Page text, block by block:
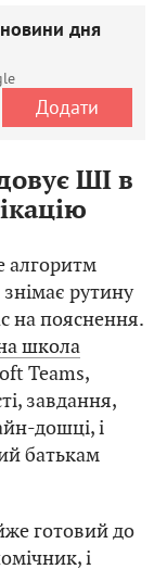
дня
Додати
ШІ в
алгоритм
рутину
на пояснення.
школа
Teams,
завдання,
дошці, і
батькам
готовий до
і